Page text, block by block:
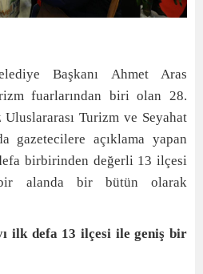
Başkanı Ahmet Aras
fuarlarından biri olan 28.
Turizm ve Seyahat
gazetecilere açıklama yapan
birbirinden değerli 13 ilçesi
alanda bir bütün olarak
ilk defa 13 ilçesi ile geniş bir